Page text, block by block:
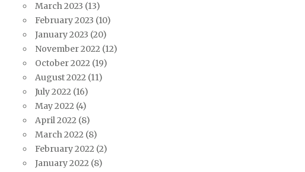
March 2023 (13)
February 2023 (10)
January 2023 (20)
November 2022 (12)
October 2022 (19)
August 2022 (11)
July 2022 (16)
May 2022 (4)
April 2022 (8)
March 2022 (8)
February 2022 (2)
January 2022 (8)